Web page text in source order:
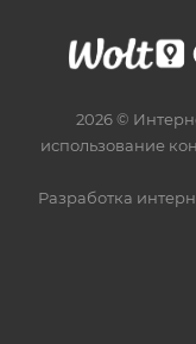
2026 ©
использование
Разработка